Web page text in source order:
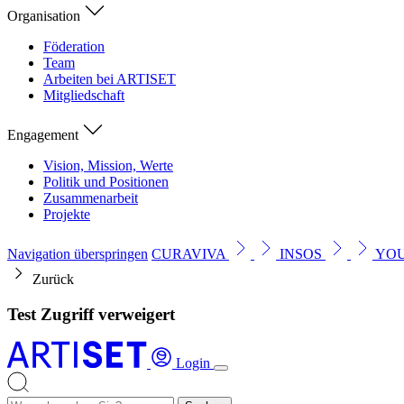
Organisation
Föderation
Team
Arbeiten bei ARTISET
Mitgliedschaft
Engagement
Vision, Mission, Werte
Politik und Positionen
Zusammenarbeit
Projekte
Navigation überspringen CURAVIVA INSOS
Zurück
Test Zugriff verweigert
Login